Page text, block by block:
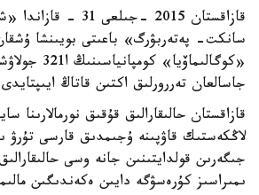
قازاقستان 2015 -
سانكت- پەتەربۋرگ» باعىتى بويىنشا
«كوگالىماۆيا»
جاسالعان تەررورلىق اكتىن قاتاڭ
قازاقستان حالىقارالىق قۇقىق نورمالارىنا
لاڭكەستىك قاۋپىنە ۇجىمدىق قارسى
جىگەرىن قولدايتىنىن جانە وسى
ىمىراسىز كۇرەسۋگە دايىن ەكەندىگىن